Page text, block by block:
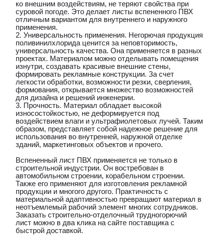
ко внешним воздействиям, не теряют свойства при
суровой погоде. Это делает листы вспененного ПВХ
отличным вариантом для внутреннего и наружного
применения.
2. Универсальность применения. Негорючая продукция
поливинилхлорида ценится за неповторимость,
универсальность качества. Она применяется в разных
проектах. Материалом можно отделывать помещения
изнутри, создавать красивые внешние стены,
формировать рекламные конструкции. За счет
легкости обработки, возможности резки, сверления,
формования, открывается множество возможностей
для дизайна и решений инженерии.
3. Прочность. Материал обладает высокой
износостойкостью, не деформируется под
воздействием влаги и ультрафиолетовых лучей. Таким
образом, представляет собой надежное решение для
использования во внутренней, наружной отделке
зданий, маркетинговых объектов и прочего.
Вспененный лист ПВХ применяется не только в
строительной индустрии. Он востребован в
автомобильном строении, корабельном строении.
Также его применяют для изготовления рекламной
продукции и многого другого. Практичность с
материальной адаптивностью превращают материал в
неотъемлемый рабочий элемент многих сотрудников.
Заказать строительно-отделочный трудногорючий
лист можно в два клика на сайте поставщика с
быстрой доставкой.